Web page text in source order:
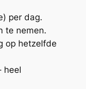
per dag.
te nemen.
op hetzelfde
heel